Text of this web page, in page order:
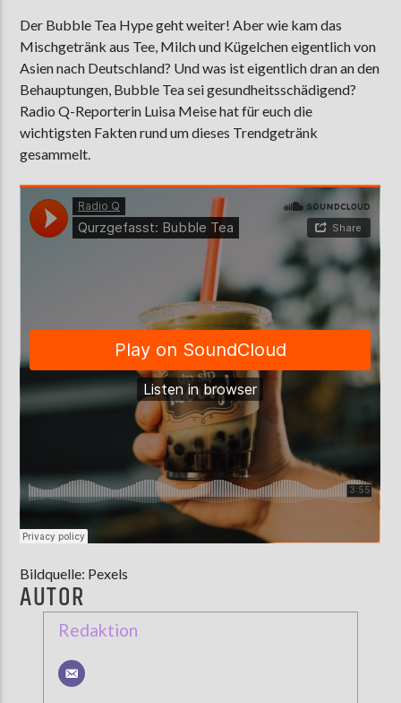
AVALANCHE
HIDDEN EMPIRE
AKTUELLE SENDUNG
MOEBIUS
ZU HÖREN INMünster90,9 MHzSteinfurt 103,9 MHz
Der Bubble Tea Hype geht weiter! Aber wie kam das
Mischgetränk aus Tee, Milch und Kügelchen eigentlich von
Asien nach Deutschland? Und was ist eigentlich dran an den
Behauptungen, Bubble Tea sei gesundheitsschädigend?
Radio Q-Reporterin Luisa Meise hat für euch die
wichtigsten Fakten rund um dieses Trendgetränk
gesammelt.
Bildquelle: Pexels
AUTOR
Redaktion